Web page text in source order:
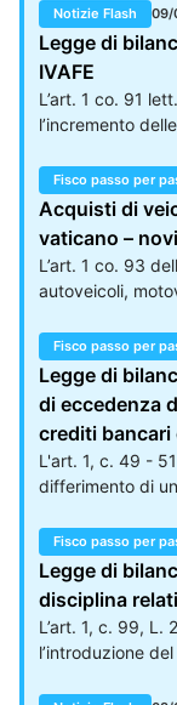
modalità
strumenti
necessarie, da
riscossione. Tale
protezione dei
Notizie Flash 09/
Legge di
IVAFE
L’art. 1 co. 91
l’incremento
dall’attuale 0,76
dall’attuale 0,2
detenuti in Paesi
Fisco passo per
Acquisti di
vaticano –
L’art. 1 co. 93
autoveicoli,
della Repubblica
Vaticano, si
successiva
alle importazioni
Per quanto
richiesta di
corredata di
Fisco passo per
Legge di
di eccedenza
crediti
L'art. 1, c. 49 -
differimento di
creditizi e
prevede: il
dell’ammontare
periodo
d’imposta in
analogamente, il
pari al 3 per
Fisco passo per
Legge di
disciplina
L’art. 1, c. 99,
l’introduzione